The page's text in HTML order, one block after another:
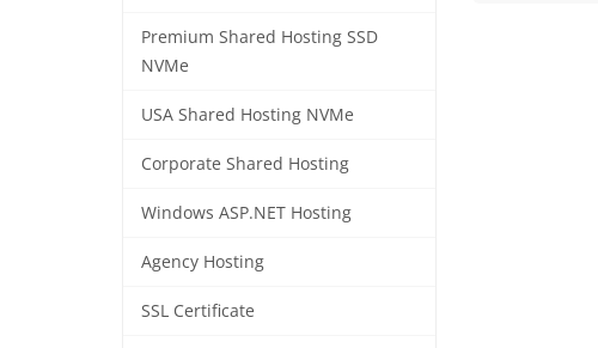
Premium Shared Hosting SSD
NVMe
USA Shared Hosting NVMe
Corporate Shared Hosting
Windows ASP.NET Hosting
Agency Hosting
SSL Certificate